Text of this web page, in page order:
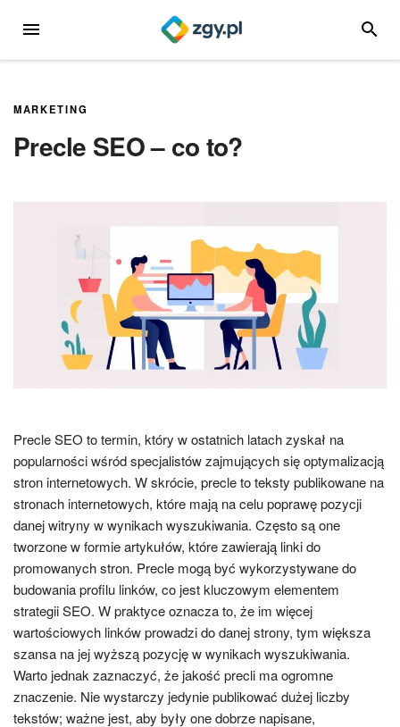
MENU
MARKETING
Precle SEO – co to?
Precle SEO to termin, który w ostatnich latach zyskał na
popularności wśród specjalistów zajmujących się optymalizacją
stron internetowych. W skrócie, precle to teksty publikowane na
stronach internetowych, które mają na celu poprawę pozycji
danej witryny w wynikach wyszukiwania. Często są one
tworzone w formie artykułów, które zawierają linki do
promowanych stron. Precle mogą być wykorzystywane do
budowania profilu linków, co jest kluczowym elementem
strategii SEO. W praktyce oznacza to, że im więcej
wartościowych linków prowadzi do danej strony, tym większa
szansa na jej wyższą pozycję w wynikach wyszukiwania.
Warto jednak zaznaczyć, że jakość precli ma ogromne
znaczenie. Nie wystarczy jedynie publikować dużej liczby
tekstów; ważne jest, aby były one dobrze napisane,